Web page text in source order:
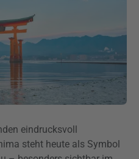
eindrucksvoll
steht heute als Symbol